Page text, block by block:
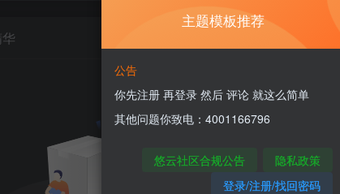
主题模板推荐
公告
你先注册 再登录 然后 评论 就这么简单
其他问题你致电：4001166796
悠云社区合规公告
隐私政策
登录/注册/找回密码